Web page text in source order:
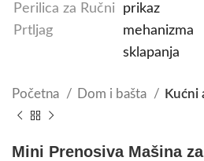
Početna Dom i bašta Kućni
Mini Prenosiva Mašina